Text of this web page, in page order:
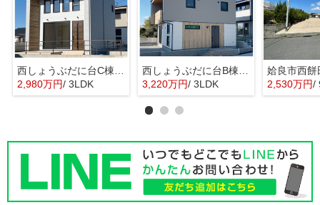
2,980万円/ 3LDK
3,220万円/ 3LDK
姶良市西
2,530万円/